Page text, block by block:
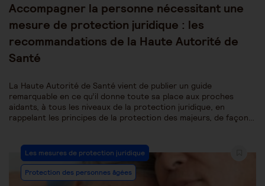
Accompagner la personne nécessitant une
mesure de protection juridique : les
recommandations de la Haute Autorité de
Santé
La Haute Autorité de Santé vient de publier un guide
remarquable en ce qu’il donne toute sa place aux proches
aidants, à tous les niveaux de la protection juridique, en
rappelant les principes de la protection des majeurs, de façon…
Post
Category:
Les mesures de protection juridique
Protection des personnes âgées